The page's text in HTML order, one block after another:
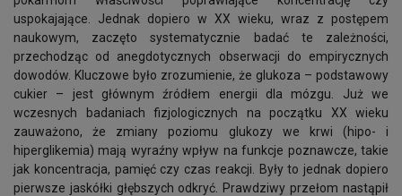
uspokajające. Jednak dopiero w XX wieku, wraz z postępem
naukowym, zaczęto systematycznie badać te zależności,
przechodząc od anegdotycznych obserwacji do empirycznych
dowodów. Kluczowe było zrozumienie, że glukoza – podstawowy
cukier – jest głównym źródłem energii dla mózgu. Już we
wczesnych badaniach fizjologicznych na początku XX wieku
zauważono, że zmiany poziomu glukozy we krwi (hipo- i
hiperglikemia) mają wyraźny wpływ na funkcje poznawcze, takie
jak koncentracja, pamięć czy czas reakcji. Były to jednak dopiero
pierwsze jaskółki głębszych odkryć. Prawdziwy przełom nastąpił